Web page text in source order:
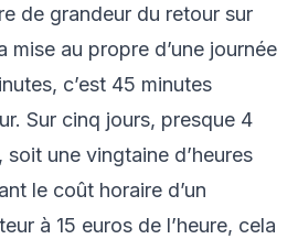
de grandeur du retour sur
mise au propre d’une journée
c’est 45 minutes
Sur cinq jours, presque 4
soit une vingtaine d’heures
le coût horaire d’un
à 15 euros de l’heure, cela